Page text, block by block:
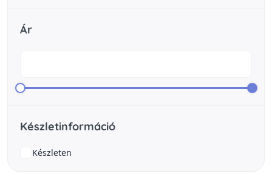
Ár
Készletinformáció
Készleten